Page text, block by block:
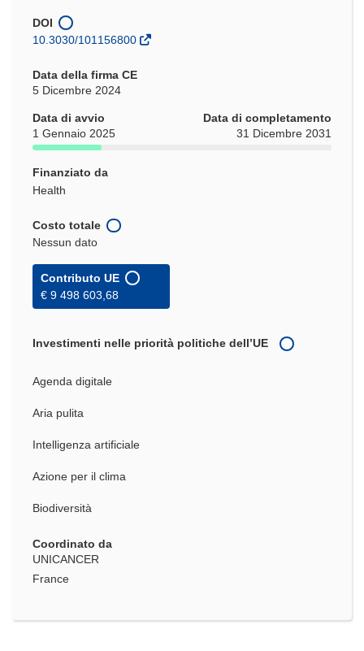
DOI
10.3030/101156800
Data della firma CE
5 Dicembre 2024
Data di avvio
1 Gennaio 2025
Data di completamento
31 Dicembre 2031
Finanziato da
Health
Costo totale
Nessun dato
Contributo UE
€ 9 498 603,68
Investimenti nelle priorità politiche dell’UE
Agenda digitale
Aria pulita
Intelligenza artificiale
Azione per il clima
Biodiversità
Coordinato da
UNICANCER
France